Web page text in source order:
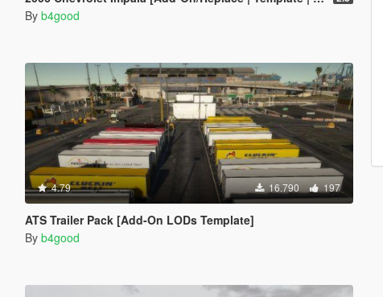
By b4good
4.79 16.790 197
ATS Trailer Pack [Add-On LODs Template]
By b4good